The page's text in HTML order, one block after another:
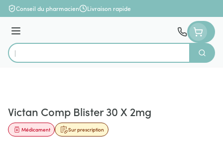
Aller au contenu
Conseil du pharmacien Livraison rapide
Menu
Rechercher
Victan Comp Blister 30 X 2mg
Sur prescription
Médicament